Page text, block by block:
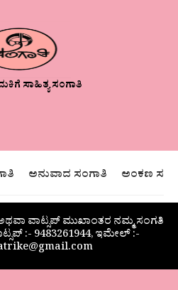
ಸಾಹಿತ್ಯ ಸಂಗಾತಿ
ಅನುವಾದ ಸಂಗಾತಿ ಅಂಕಣ
ವಾಟ್ಸಪ್ ಮುಖಾಂತರ ನಮ್ಮ ಸಂಗತಿ
:- 9483261944, ಇಮೇಲ್ :-